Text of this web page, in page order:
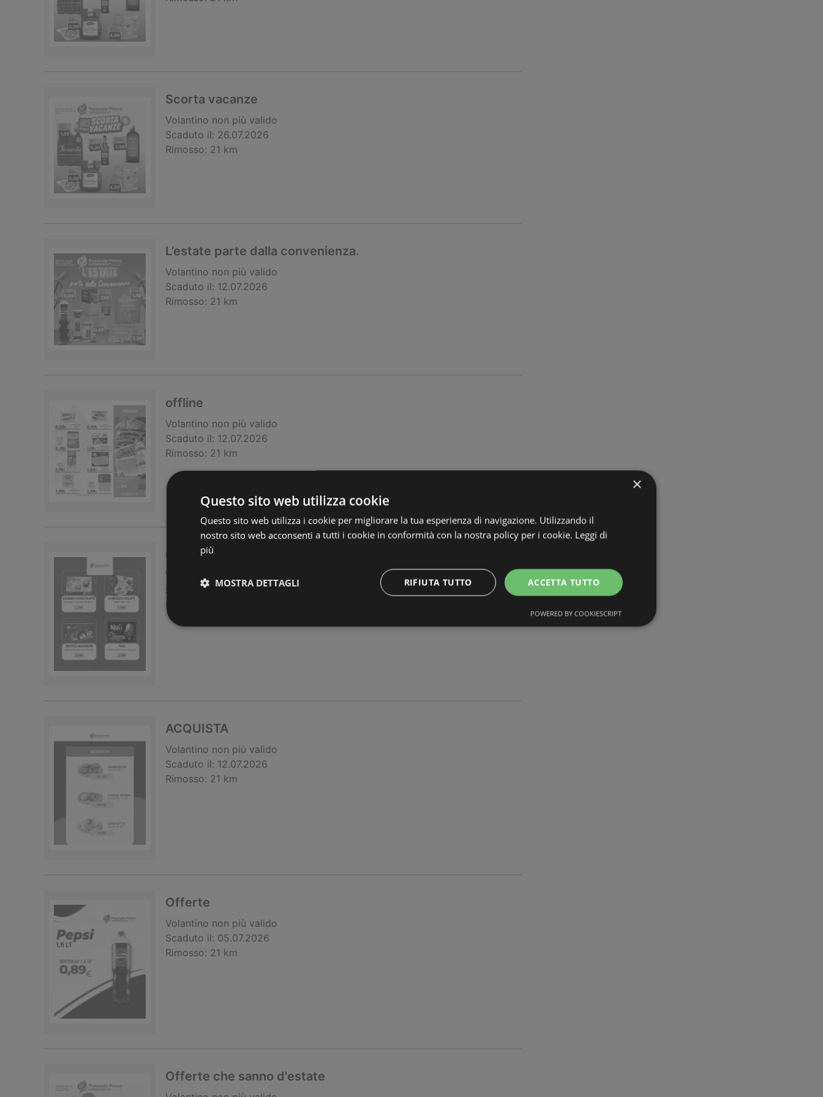
Scorta vacanze
Volantino non più valido
Scaduto il: 26.07.2026
Rimosso: 21 km
L’estate parte dalla convenienza.
Volantino non più valido
Scaduto il: 12.07.2026
Rimosso: 21 km
offline
Volantino non più valido
Scaduto il: 12.07.2026
Rimosso: 21 km
Offerte
Volantino
Scaduto il:
12.07.2026
Rimosso:
ACQUISTA
Volantino non più valido
Scaduto il: 12.07.2026
Rimosso: 21 km
Offerte
Volantino non più valido
Scaduto il: 05.07.2026
Rimosso: 21 km
Offerte che sanno d'estate
×
Questo sito web utilizza cookie
Questo sito web utilizza i cookie per migliorare la tua esperienza di navigazione. Utilizzando il
nostro sito web acconsenti a tutti i cookie in conformità con la nostra policy per i cookie. Leggi di
più
ACCETTA TUTTO
RIFIUTA TUTTO
MOSTRA DETTAGLI
POWERED BY COOKIESCRIPT